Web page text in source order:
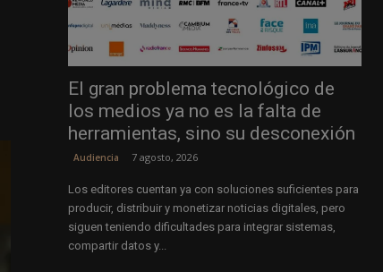
El gran problema tecnológico de
los medios ya no es la falta de
herramientas, sino su desconexión
Audiencia 7 agosto, 2026
Los editores cuentan ya con soluciones suficientes para
producir, distribuir y monetizar noticias digitales, pero
siguen teniendo dificultades para integrar sistemas,
compartir datos y...